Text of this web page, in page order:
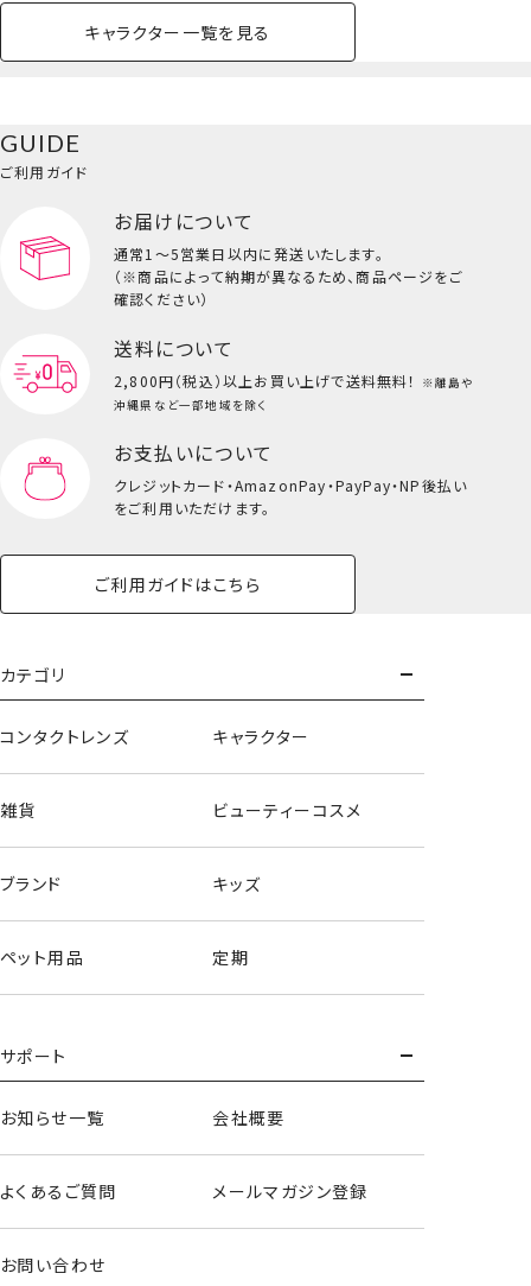
スマホグリップ＜単品＞
キャラクター一覧を見る
イクアップ
ビューティーコスメ一覧を見る
バッグ・タオル・
小物
キッズ一覧を見る
GUIDE
ご利用ガイド
お届けについて
通常1～5営業日以内に発送いたします。
（※商品によって納期が異なるため、商品ページをご
確認ください）
送料について
2,800円（税込）以上お買い上げで送料無料！
※離島や
沖縄県など一部地域を除く
お支払いについて
クレジットカード・AmazonPay・PayPay・NP後払い
をご利用いただけます。
ご利用ガイドはこちら
カテゴリ
コンタクトレンズ キャラクター
雑貨 ビューティーコスメ
ブランド キッズ
ペット用品 定期
サポート
お知らせ一覧 会社概要
よくあるご質問 メールマガジン登録
お問い合わせ